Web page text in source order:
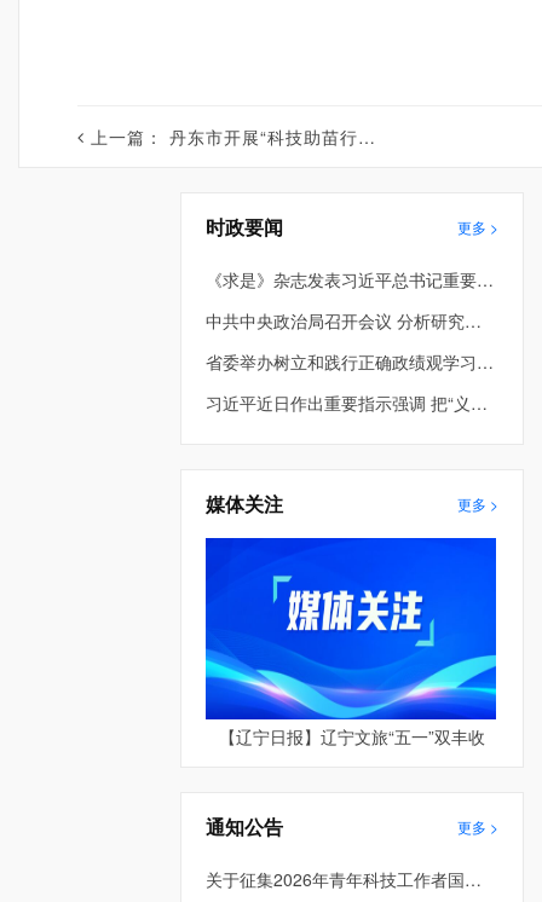
上一篇： 丹东市开展“科技助苗行动”助力校园科技节
时政要闻 更多 >
《求是》杂志发表习近平总书记重要文章《在省部级主要领导干部学习贯彻党的二十届四中全会精神专题研讨班上的讲话》
中共中央政治局召开会议 分析研究当前经济形势和经济工作 中共中央总书记习近平主持会议
省委举办树立和践行正确政绩观学习教育第2期读书班暨省委理论学习中心组专题学习会 车俊到会指导 许昆林主持并讲话
习近平近日作出重要指示强调 把“义乌发展经验”进一步总结好运用好 探索走出符合各自实际的高质量发展之路
媒体关注 更多 >
【辽宁日报】辽宁文旅“五一”双丰收
通知公告 更多 >
关于征集2026年青年科技工作者国际和港澳台学术交流资助项目的通知